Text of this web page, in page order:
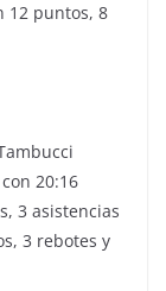
12 puntos, 8
20:16
3 asistencias
3 rebotes y